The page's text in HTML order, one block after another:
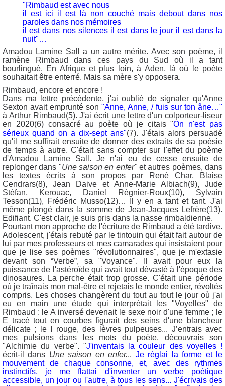
"Rimbaud est avec nous
il est ici il est là non couché mais debout dans nos
paroles dans nos mémoires
il est dans nos silences il est dans le jour il est dans la
nuit"…
Amadou Lamine Sall a un autre mérite. Avec son poème, il
ramène Rimbaud dans ces pays du Sud où il a tant
bourlingué. En Afrique et plus loin, à Aden, là où le poète
souhaitait être enterré. Mais sa mère s'y opposera.
Rimbaud, encore et encore !
Dans ma lettre précédente, j'ai oublié de signaler qu'Anne
Sexton avait emprunté son "Anne, Anne, / fuis sur ton âne…"
à Arthur Rimbaud(5). J'ai écrit une lettre d'un colporteur-liseur
en 2020(6) consacré au poète où je citais "On n'est pas
sérieux quand on a dix-sept ans"(7). J'étais alors persuadé
qu'il me suffirait ensuite de donner des extraits de sa poésie
de temps à autre. C'était sans compter sur l'effet du poème
d'Amadou Lamine Sall. Je n'ai eu de cesse ensuite de
replonger dans "Une saison en enfer"et autres poèmes, dans
les textes écrits à son propos par René Char, Blaise
Cendrars(8), Jean Daive et Anne-Marie Albiach(9), Jude
Stéfan, Kerouac, Daniel Régnier-Roux(10), Sylvain
Tesson(11), Frédéric Musso(12)… Il y en a tant et tant. J'ai
même plongé dans la somme de Jean-Jacques Lefrère(13).
Edifiant. C'est clair, je suis pris dans la nasse rimbaldienne.
Pourtant mon approche de l'écriture de Rimbaud a été tardive.
Adolescent, j'étais rebuté par le tintouin qui était fait autour de
lui par mes professeurs et mes camarades qui insistaient pour
que je lise ses poèmes "révolutionnaires", que je m'extasie
devant son “Verbe”, sa "Voyance". Il avait pour eux la
puissance de l'astéroïde qui avait tout dévasté à l'époque des
dinosaures. La perche était trop grosse. C'était une période
où je traînais mon mal-être et rejetais le monde entier, révoltés
compris. Les choses changèrent du tout au tout le jour où j'ai
eu en main une étude qui interprétait les "Voyelles" de
Rimbaud : le A inversé devenait le sexe noir d'une femme ; le
E tracé tout en courbes figurait des seins d'une blancheur
délicate ; le I rouge, des lèvres pulpeuses... J’entrais avec
mes pulsions dans les mots du poète, découvrais son
"Alchimie du verbe". "J'inventais la couleur des voyelles !
écrit-il dans Une saison en enfer... Je réglai la forme et le
mouvement de chaque consonne, et, avec des rythmes
instinctifs, je me flattai d'inventer un verbe poétique
accessible, un jour ou l'autre, à tous les sens... J'écrivais des